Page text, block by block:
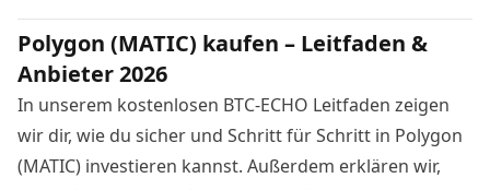
Polygon (MATIC) kaufen – Leitfaden &
Anbieter 2026
In unserem kostenlosen BTC-ECHO Leitfaden zeigen
wir dir, wie du sicher und Schritt für Schritt in Polygon
(MATIC) investieren kannst. Außerdem erklären wir,